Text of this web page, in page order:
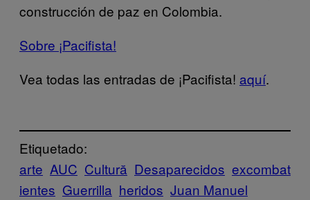
construcción de paz en Colombia.
Sobre ¡Pacifista!
Vea todas las entradas de ¡Pacifista! aquí.
Etiquetado:
arte AUC Cultură Desaparecidos excombat
ientes Guerrilla heridos Juan Manuel